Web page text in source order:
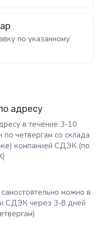
по указанному
адресу
в течение 3-10
по четвергам со склада
компанией СДЭК (по
можно в
СДЭК через 3-8 дней